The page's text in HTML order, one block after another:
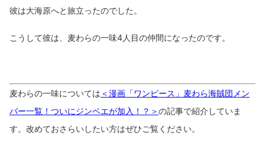
彼は大海原へと旅立ったのでした。
こうして彼は、麦わらの一味4人目の仲間になったのです。
麦わらの一味については ＜漫画「ワンピース」麦わら海賊団メン
バー一覧！ついにジンベエが加入！？＞の記事で紹介していま
す。改めておさらいしたい方はぜひご覧ください。